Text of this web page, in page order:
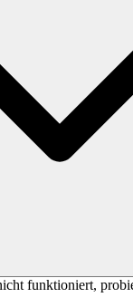
funktioniert,